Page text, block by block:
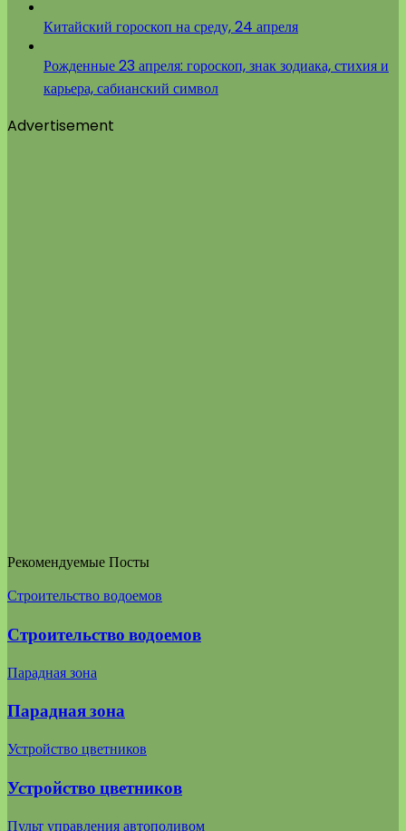
Китайский гороскоп на среду, 24 апреля
Рожденные 23 апреля: гороскоп, знак зодиака, стихия и
карьера, сабианский символ
Advertisement
Рекомендуемые Посты
Строительство водоемов
Строительство водоемов
Парадная зона
Парадная зона
Устройство цветников
Устройство цветников
Пульт управления автополивом